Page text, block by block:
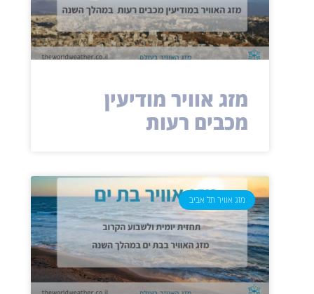
מזג אוויר מודיעין
מכבים רעות
מזג אוויר תל אביב